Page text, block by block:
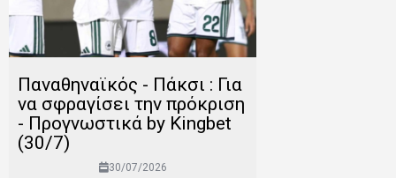
Παναθηναϊκός - Πάκσι : Για
να σφραγίσει την πρόκριση
- Προγνωστικά by Kingbet
(30/7)
30/07/2026